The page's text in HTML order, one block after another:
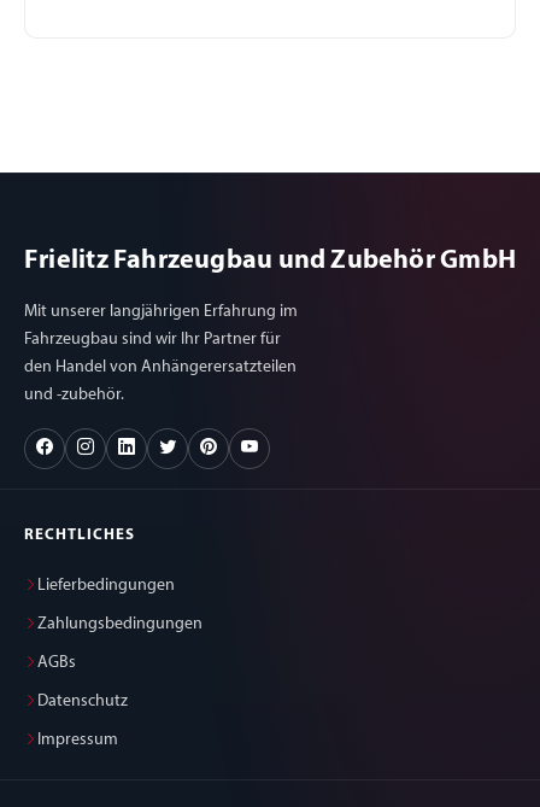
Frielitz Fahrzeugbau und Zubehör GmbH
Mit unserer langjährigen Erfahrung im
Fahrzeugbau sind wir Ihr Partner für
den Handel von Anhängerersatzteilen
und -zubehör.
RECHTLICHES
Lieferbedingungen
Zahlungsbedingungen
AGBs
Datenschutz
Impressum